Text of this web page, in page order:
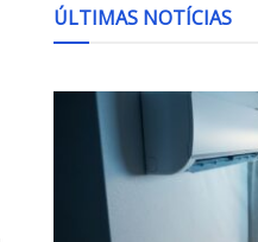
ÚLTIMAS NOTÍCIAS